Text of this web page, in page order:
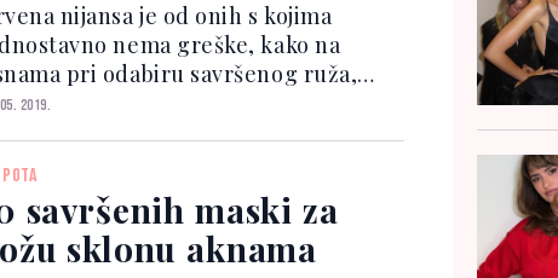
nijansa je od onih s kojima
nema greške, kako na
pri odabiru savršenog ruža,
i na noktima, kad je riječ o
zahvaljujući tome što je
za različite situac...
2019.
savršenih maski za
sklonu aknama